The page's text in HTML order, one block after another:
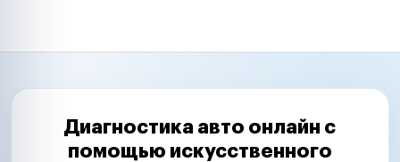
Диагностика авто онлайн с
помощью искусственного